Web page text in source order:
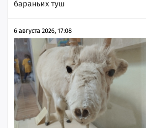
бараньих туш
6 августа 2026, 17:08